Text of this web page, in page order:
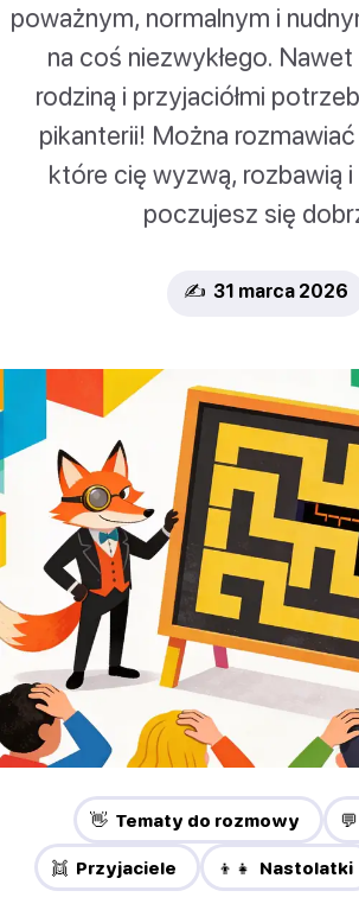
poważnym, normalnym i
na coś niezwykłego.
rodziną i przyjaciółmi
pikanterii! Można
które cię wyzwą, rozbawią i
poczujesz się
✍️ 31 marca 2026
👋 Tematy do rozmowy
👯 Przyjaciele 👦👧 Nastolatki